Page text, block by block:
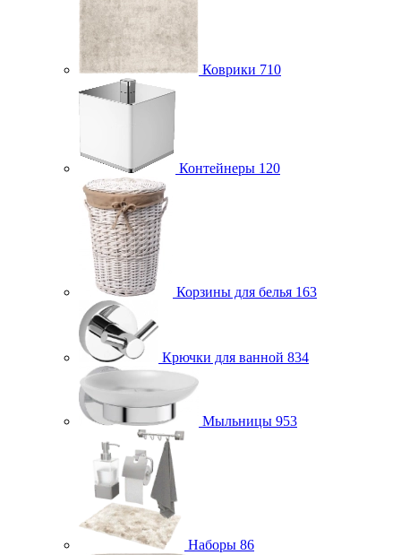
Коврики 710
Контейнеры 120
Корзины для белья 163
Крючки для ванной 834
Мыльницы 953
Наборы 86